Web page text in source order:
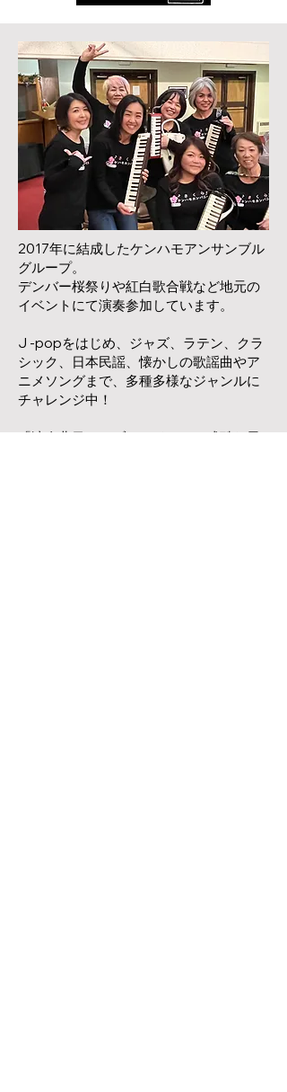
2017年に結成したケンハモアンサンブル
グループ。
デンバー桜祭りや紅白歌合戦など地元の
イベントにて演奏参加しています。
​J -popをはじめ、ジャズ、ラテン、クラ
シック、日本民謡、懐かしの歌謡曲やア
ニメソングまで、多種多様なジャンルに
チャレンジ中！
「演奏曲目」ジブリメドレー。残酷な天